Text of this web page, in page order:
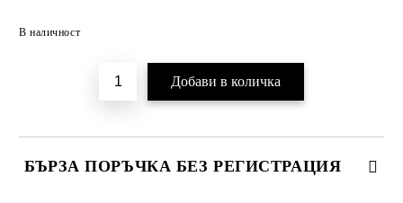
В наличност
БЪРЗА ПОРЪЧКА БЕЗ РЕГИСТРАЦИЯ